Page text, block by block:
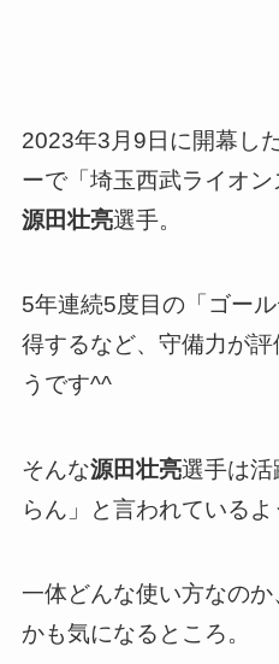
2023年3月9日に開幕し
ーで「埼玉西武ライオ
源田壮亮選手。
5年連続5度目の「ゴー
得するなど、守備力が
うです^^
そんな源田壮亮選手は活
らん」と言われているよ
一体どんな使い方なの
かも気になるところ。